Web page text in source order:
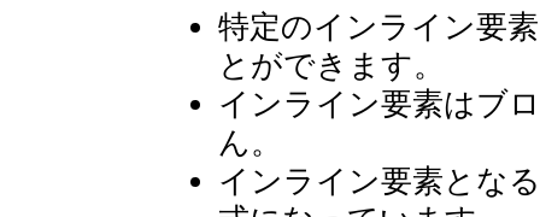
特定のインライン要
とができます。
インライン要素はブ
ん。
インライン要素とな